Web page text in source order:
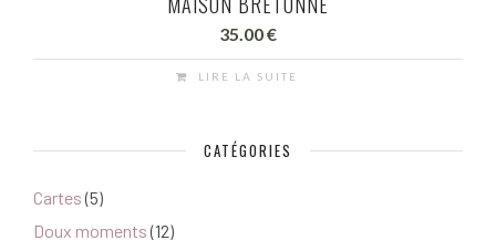
35.00€
LIRE LA SUITE
CATÉGORIES
Cartes (5)
Doux moments (12)